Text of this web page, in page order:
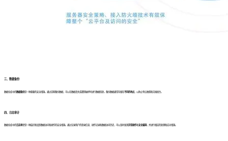
三、数据备份
数据仓库中的 数据备份是一种重要的安全措施。通过定期备份数据，可以在数据丢失或遭到破坏时进行数据恢复。备份数据通常存储在不同的地点，以防止单点故障和灾难发生。
四、日志审计
数据仓库中的 日志审计是一种监控和追踪数据访问和操作的安全措施。通过记录用户的登录信息、操作记录和数据访问历史，可以及时发现异常操作和 安全漏洞 ，并进行相应的处理和应对措施。